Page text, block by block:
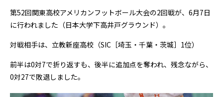
第52回関東高校アメリカンフットボール大会の2回戦が、6月7日
に行われました（日本大学下高井戸グラウンド）。
対戦相手は、立教新座高校（SIC［埼玉・千葉・茨城］1位）
前半は0対7で折り返すも、後半に追加点を奪われ、残念ながら、
0対27で敗退しました。